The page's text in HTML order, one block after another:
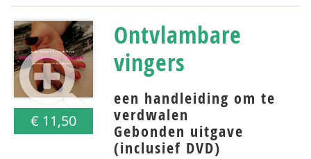
€ 11,50
Ontvlambare
vingers
een handleiding om te
verdwalen
Gebonden uitgave
(inclusief DVD)